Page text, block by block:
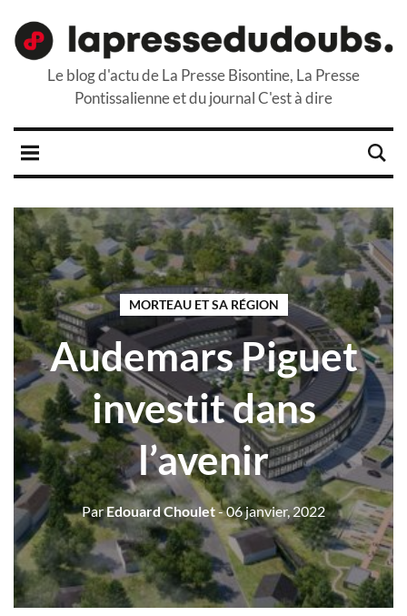
Le blog d'actu de La Presse Bisontine, La Presse
Pontissalienne et du journal C'est à dire
MORTEAU ET SA RÉGION
Audemars Piguet
investit dans
l’avenir
ParEdouard Choulet- 06 janvier, 2022